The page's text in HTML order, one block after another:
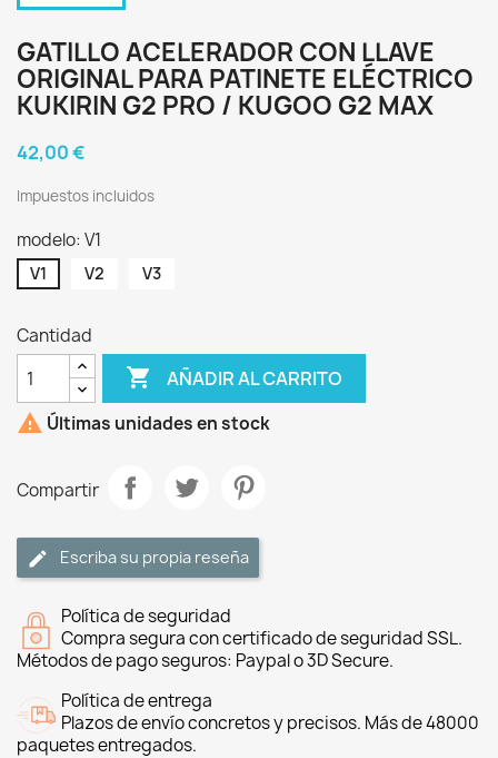
GATILLO ACELERADOR CON LLAVE
ORIGINAL PARA PATINETE ELÉCTRICO
KUKIRIN G2 PRO / KUGOO G2 MAX
42,00 €
Impuestos incluidos
modelo: V1
V1 V2 V3
Cantidad
 AÑADIR AL CARRITO
 Últimas unidades en stock
Compartir
Escriba su propia reseña
Política de seguridad
Compra segura con certificado de seguridad SSL.
Métodos de pago seguros: Paypal o 3D Secure.
Política de entrega
Plazos de envío concretos y precisos. Más de 48000
paquetes entregados.